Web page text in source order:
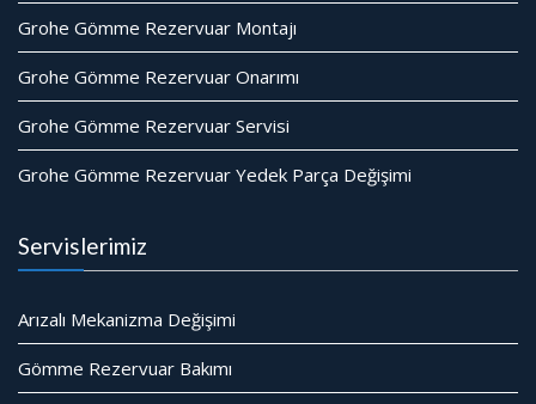
Grohe Gömme Rezervuar Montajı
Grohe Gömme Rezervuar Onarımı
Grohe Gömme Rezervuar Servisi
Grohe Gömme Rezervuar Yedek Parça Değişimi
Servislerimiz
Arızalı Mekanizma Değişimi
Gömme Rezervuar Bakımı